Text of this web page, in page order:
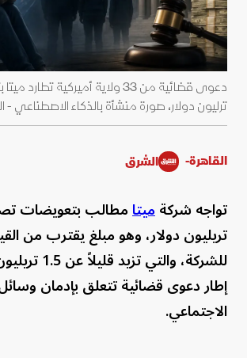
ترليون دولار، صورة منشأة بالذكاء الاصطناعي -
القاهرة- الشرق
تواجه شركةميتا
تريليون دولار، وهو مبلغ يقترب من
للشركة، والتي
إطار دعوى قضائية تتعلق بإدمان
الاجتماعي.